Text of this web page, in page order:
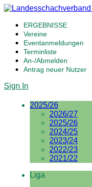
ERGEBNISSE
Vereine
Eventanmeldungen
Terminliste
An-/Abmelden
Antrag neuer Nutzer
Sign In
2025/26
2026/27
2025/26
2024/25
2023/24
2022/23
2021/22
Liga